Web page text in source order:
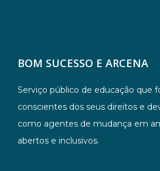
BOM SUCESSO E ARCENA
Serviço público de educação que
conscientes dos seus direitos e
como agentes de mudança em
abertos e inclusivos.